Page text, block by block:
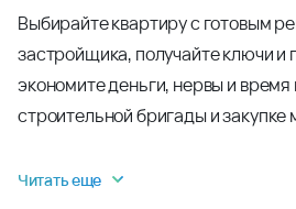
Выбирайте квартиру с готовым
застройщика, получайте ключи
экономите деньги, нервы и время
строительной бригады и закупке
Читать еще